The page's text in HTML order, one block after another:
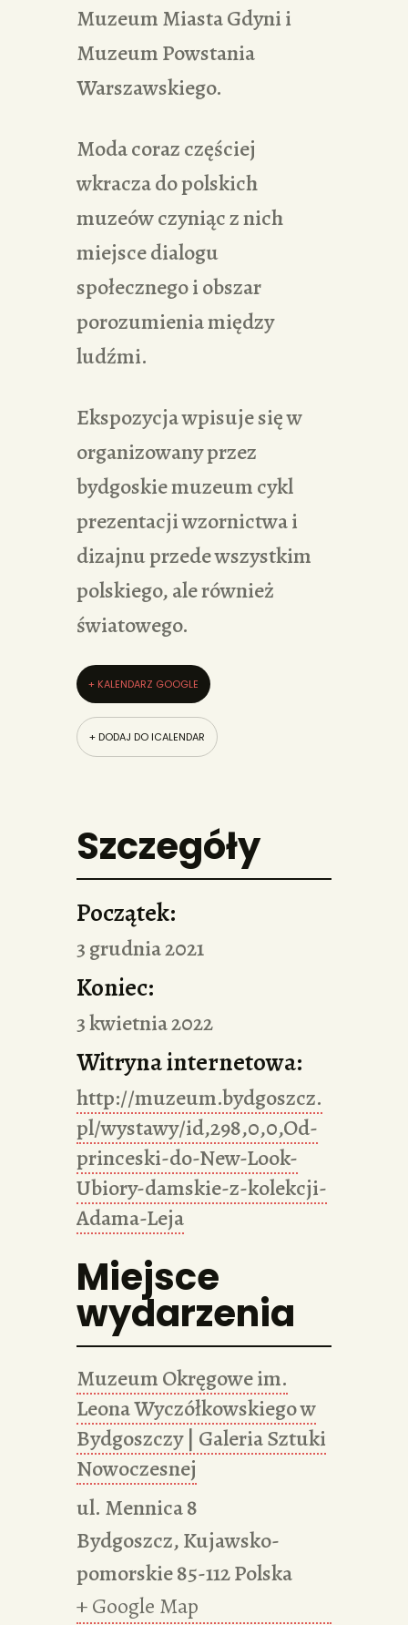
Muzeum Miasta Gdyni i
Muzeum Powstania
Warszawskiego.
Moda coraz częściej
wkracza do polskich
muzeów czyniąc z nich
miejsce dialogu
społecznego i obszar
porozumienia między
ludźmi.
Ekspozycja wpisuje się w
organizowany przez
bydgoskie muzeum cykl
prezentacji wzornictwa i
dizajnu przede wszystkim
polskiego, ale również
światowego.
+ KALENDARZ GOOGLE
+ DODAJ DO ICALENDAR
Szczegóły
Początek:
3 grudnia 2021
Koniec:
3 kwietnia 2022
Witryna internetowa:
http://muzeum.bydgoszcz.
pl/wystawy/id,298,0,0,Od-
princeski-do-New-Look-
Ubiory-damskie-z-kolekcji-
Adama-Leja
Miejsce
wydarzenia
Muzeum Okręgowe im.
Leona Wyczółkowskiego w
Bydgoszczy | Galeria Sztuki
Nowoczesnej
ul. Mennica 8
Bydgoszcz,Kujawsko-
pomorskie85-112Polska
+ Google Map